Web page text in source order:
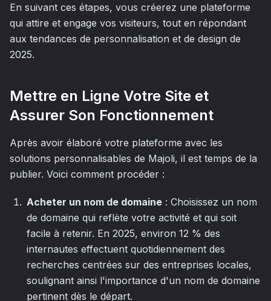
En suivant ces étapes, vous créerez une plateforme
qui attire et engage vos visiteurs, tout en répondant
aux tendances de personnalisation et de design de
2025.
Mettre en Ligne Votre Site et
Assurer Son Fonctionnement
Après avoir élaboré votre plateforme avec les
solutions personnalisables de Majoli, il est temps de la
publier. Voici comment procéder :
Acheter un nom de domaine : Choisissez un nom
de domaine qui reflète votre activité et qui soit
facile à retenir. En 2025, environ 12 % des
internautes effectuent quotidiennement des
recherches centrées sur des entreprises locales,
soulignant ainsi l'importance d'un nom de domaine
pertinent dès le départ.